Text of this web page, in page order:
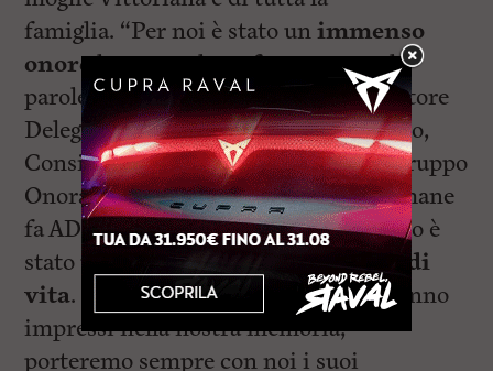
famiglia. “Per noi è stato unimmenso
onorelavorare al suo fianco – sono le
parole di Matteo Savelli, Amministratore
Delegato di Toremar, e Achille Onorato,
Consigliere d’Amministrazione del Gruppo
Onorato Armatori, fino a poche settimane
fa AD della Compagnia toscana – Stelio è
stato un grande uomo e
un maestro di
vita. Questi anni vicino a lui rimarranno
impressi nella nostra memoria,
porteremo sempre con noi i suoi